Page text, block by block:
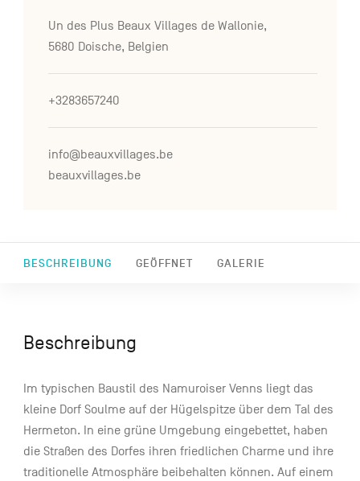
BESCHREIBUNG GEÖFFNET GALERIE
Un des Plus Beaux Villages de Wallonie,
5680 Doische, Belgien
+3283657240
info@beauxvillages.be
beauxvillages.be
Beschreibung
Im typischen Baustil des Namuroiser Venns liegt das
kleine Dorf Soulme auf der Hügelspitze über dem Tal des
Hermeton. In eine grüne Umgebung eingebettet, haben
die Straßen des Dorfes ihren friedlichen Charme und ihre
traditionelle Atmosphäre beibehalten können. Auf einem